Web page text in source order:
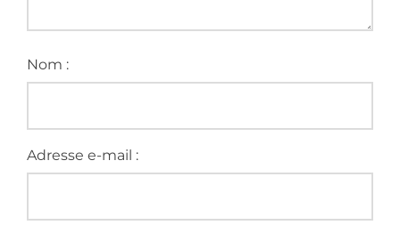
Nom :
Adresse e-mail :